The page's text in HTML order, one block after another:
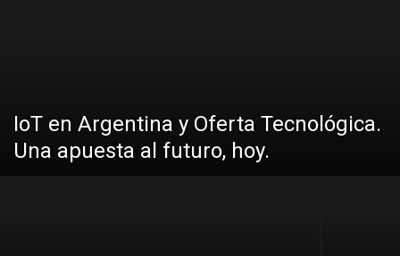
IoT en Argentina y Oferta Tecnológica.
Una apuesta al futuro, hoy.